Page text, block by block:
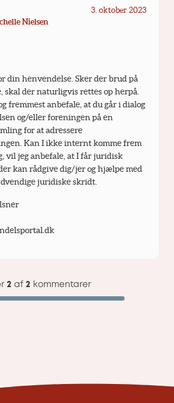
Nielsen
3. oktober 2023
din henvendelse. Sker der brud på
skal der naturligvis rettes op herpå.
fremmest anbefale, at du går i dialog
og/eller foreningen på en
for at adressere
Kan I ikke internt komme frem
vil jeg anbefale, at I får juridisk
kan rådgive dig/jer og hjælpe med
juridiske skridt.
2 af 2 kommentarer